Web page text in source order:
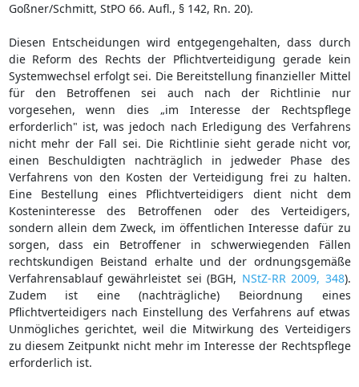
Goßner/Schmitt, StPO 66. Aufl., § 142, Rn. 20).
Diesen Entscheidungen wird entgegengehalten, dass durch
die Reform des Rechts der Pflichtverteidigung gerade kein
Systemwechsel erfolgt sei. Die Bereitstellung finanzieller Mittel
für den Betroffenen sei auch nach der Richtlinie nur
vorgesehen, wenn dies „im Interesse der Rechtspflege
erforderlich" ist, was jedoch nach Erledigung des Verfahrens
nicht mehr der Fall sei. Die Richtlinie sieht gerade nicht vor,
einen Beschuldigten nachträglich in jedweder Phase des
Verfahrens von den Kosten der Verteidigung frei zu halten.
Eine Bestellung eines Pflichtverteidigers dient nicht dem
Kosteninteresse des Betroffenen oder des Verteidigers,
sondern allein dem Zweck, im öffentlichen Interesse dafür zu
sorgen, dass ein Betroffener in schwerwiegenden Fällen
rechtskundigen Beistand erhalte und der ordnungsgemäße
Verfahrensablauf gewährleistet sei (BGH, NStZ-RR 2009, 348).
Zudem ist eine (nachträgliche) Beiordnung eines
Pflichtverteidigers nach Einstellung des Verfahrens auf etwas
Unmögliches gerichtet, weil die Mitwirkung des Verteidigers
zu diesem Zeitpunkt nicht mehr im Interesse der Rechtspflege
erforderlich ist.